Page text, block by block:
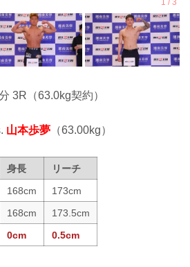
3R（63.0kg契約）
山本歩夢 （63.00kg）
身長
リーチ
168cm
173cm
168cm
173.5cm
0cm 0.5cm